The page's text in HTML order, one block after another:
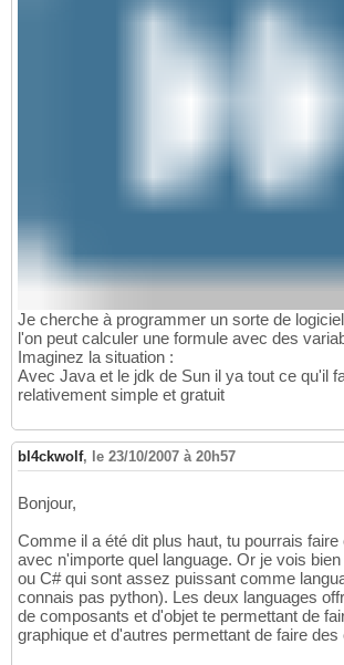
Je cherche à programmer un sorte de
l'on peut calculer une formule avec des
Imaginez la situation :
Avec Java et le jdk de Sun il ya tout ce qu'il
relativement simple et gratuit
bl4ckwolf, le 23/10/2007 à 20h57
Bonjour,
Comme il a été dit plus haut, tu pourrais
avec n'importe quel language. Or je vois
ou C# qui sont assez puissant comme
connais pas python). Les deux languages
de composants et d'objet te permettant de
graphique et d'autres permettant de faire des